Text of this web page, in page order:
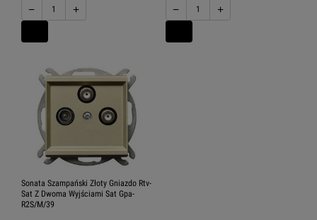
− + − +
Sonata Szampański Złoty Gniazdo Rtv-
Sat Z Dwoma Wyjściami Sat Gpa-
R2S/M/39